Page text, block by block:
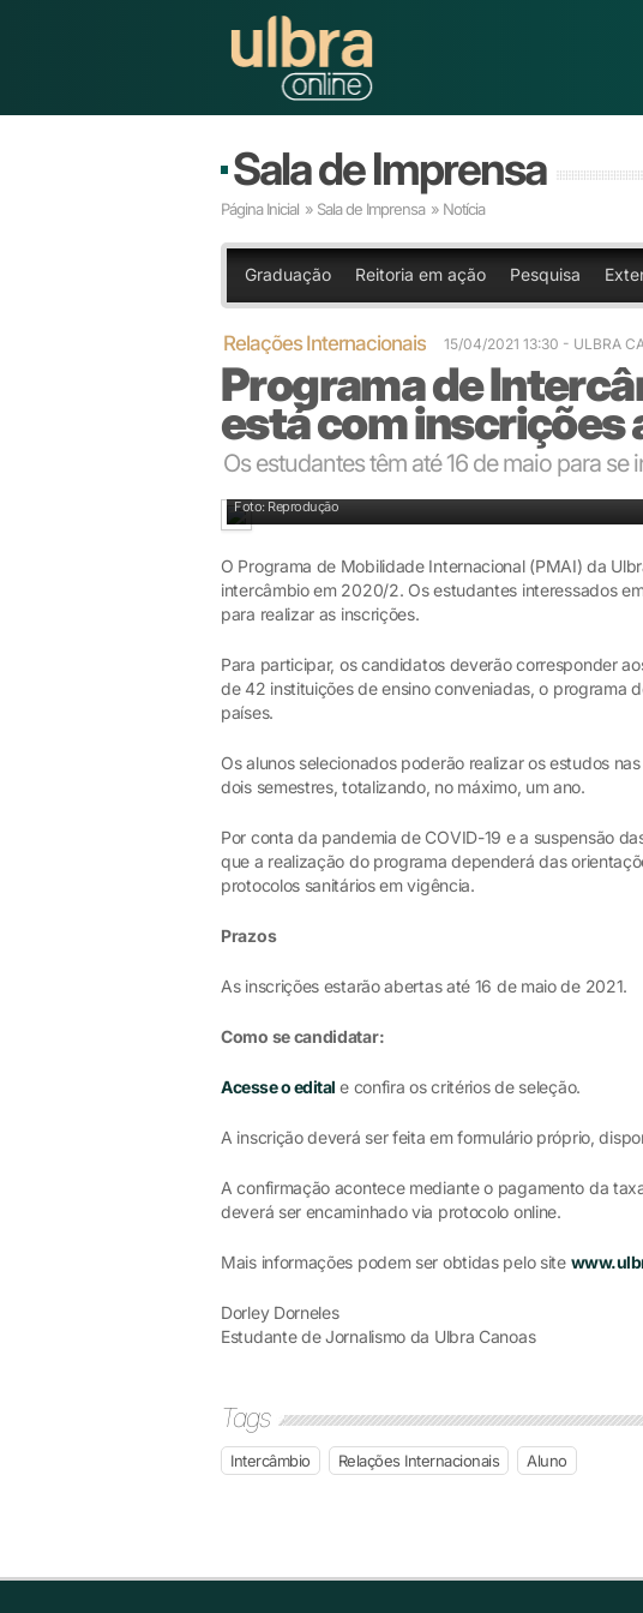
Sala de Imprensa
Página Inicial » Sala de Imprensa » Notícia
Graduação Reitoria em ação Pesquisa
Relações Internacionais 15/04/2021 13:30 - ULBRA
Programa de
está com inscrições
Os estudantes têm até 16 de maio para se
Foto: Reprodução
O Programa de Mobilidade Internacional (PMAI) da
intercâmbio em 2020/2. Os estudantes interessados
para realizar as inscrições.
Para participar, os candidatos deverão corresponder
de 42 instituições de ensino conveniadas, o programa
países.
Os alunos selecionados poderão realizar os estudos
dois semestres, totalizando, no máximo, um ano.
Por conta da pandemia de COVID-19 e a suspensão
que a realização do programa dependerá das
protocolos sanitários em vigência.
Prazos
As inscrições estarão abertas até 16 de maio de 2021.
Como se candidatar:
Acesse o edital e confira os critérios de seleção.
A inscrição deverá ser feita em formulário próprio,
A confirmação acontece mediante o pagamento da
deverá ser encaminhado via protocolo online.
Mais informações podem ser obtidas pelo site
Dorley Dorneles
Estudante de Jornalismo da Ulbra Canoas
Tags
Intercâmbio Relações Internacionais Aluno